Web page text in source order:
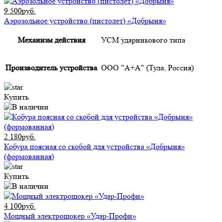
9 500руб.
Аэрозольное устройство (пистолет) «Добрыня»
Механизм действия УСМ ударникового типа
Производитель устройства ООО "А+А" (Тула, Россия)
Купить
2 180руб.
Кобура поясная со скобой для устройства «Добрыня»
(формованная)
Купить
4 100руб.
Мощный электрошокер «Удар-Профи»